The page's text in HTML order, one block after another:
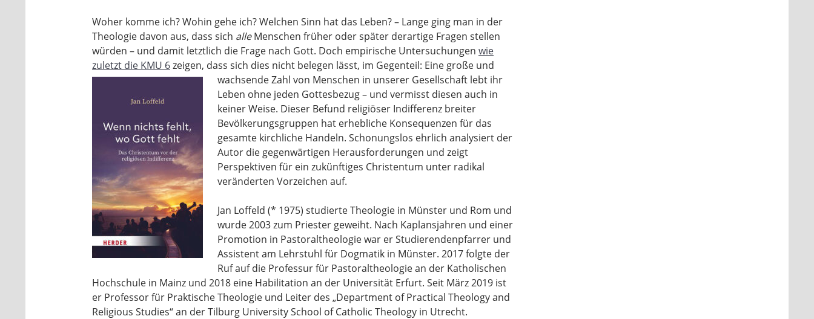
Woher komme ich? Wohin gehe ich? Welchen Sinn hat das Leben? – Lange ging man in der
Theologie davon aus, dass sich alleMenschen früher oder später derartige Fragen stellen
würden – und damit letztlich die Frage nach Gott. Doch empirische Untersuchungen wie
zuletzt die KMU 6zeigen, dass sich dies nicht belegen lässt, im Gegenteil: Eine große und
wachsende Zahl von Menschen in unserer Gesellschaft lebt ihr
Leben ohne jeden Gottesbezug – und vermisst diesen auch in
keiner Weise. Dieser Befund religiöser Indifferenz breiter
Bevölkerungsgruppen hat erhebliche Konsequenzen für das
gesamte kirchliche Handeln. Schonungslos ehrlich analysiert der
Autor die gegenwärtigen Herausforderungen und zeigt
Perspektiven für ein zukünftiges Christentum unter radikal
veränderten Vorzeichen auf.
Jan Loffeld (* 1975) studierte Theologie in Münster und Rom und
wurde 2003 zum Priester geweiht. Nach Kaplansjahren und einer
Promotion in Pastoraltheologie war er Studierendenpfarrer und
Assistent am Lehrstuhl für Dogmatik in Münster. 2017 folgte der
Ruf auf die Professur für Pastoraltheologie an der Katholischen
Hochschule in Mainz und 2018 eine Habilitation an der Universität Erfurt. Seit März 2019 ist
er Professor für Praktische Theologie und Leiter des „Department of Practical Theology and
Religious Studies“ an der Tilburg University School of Catholic Theology in Utrecht.